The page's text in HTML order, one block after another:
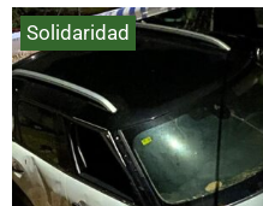
Solidaridad